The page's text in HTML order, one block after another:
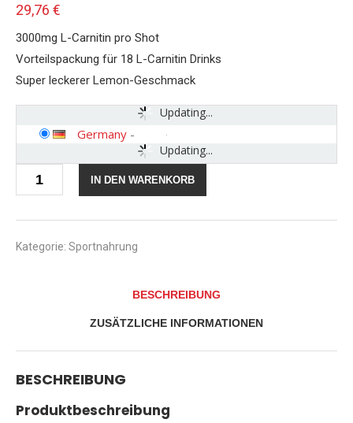
29,76 €
3000mg L-Carnitin pro Shot
Vorteilspackung für 18 L-Carnitin Drinks
Super leckerer Lemon-Geschmack
Updating...
Updating...
Germany -
Stars
All
3000
Lemon,
450
7318
IN DEN WARENKORB
Kategorie: Sportnahrung
BESCHREIBUNG
ZUSÄTZLICHE INFORMATIONEN
BESCHREIBUNG
Produktbeschreibung